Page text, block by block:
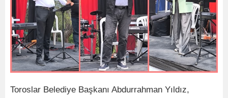
Toroslar Belediye Başkanı Abdurrahman Yıldız,